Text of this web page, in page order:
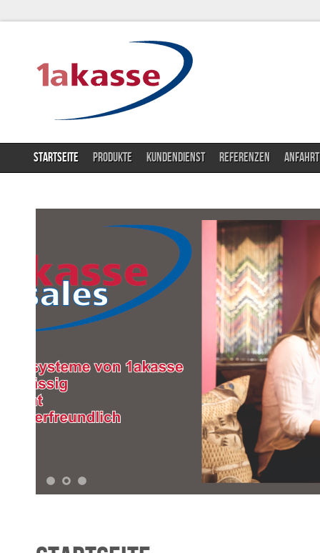
STARTSEITE PRODUKTE KUNDENDIENST REFERENZEN ANFAHRT
1 2 3